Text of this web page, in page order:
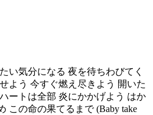
い気分になる 夜を待ちわびてく
よう 今すぐ燃え尽きよう 開いた
ートは全部 炎にかかげよう はか
この命の果てるまで (Baby take